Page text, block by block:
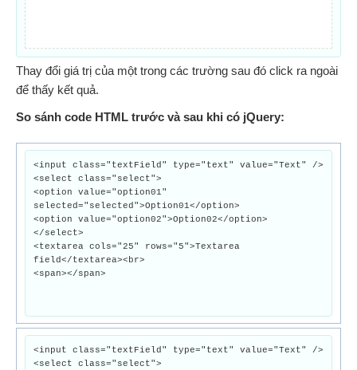
Thay đổi giá trị của một trong các trường sau đó click ra ngoài
để thấy kết quả.
So sánh code HTML trước và sau khi có jQuery:
<input class="textField" type="text" value="Text" />
<select class="select">
<option value="option01"
selected="selected">Option01</option>
<option value="option02">Option02</option>
</select>
<textarea cols="25" rows="5">Textarea
field</textarea><br>
<span></span>
<input class="textField" type="text" value="Text" />
<select class="select">